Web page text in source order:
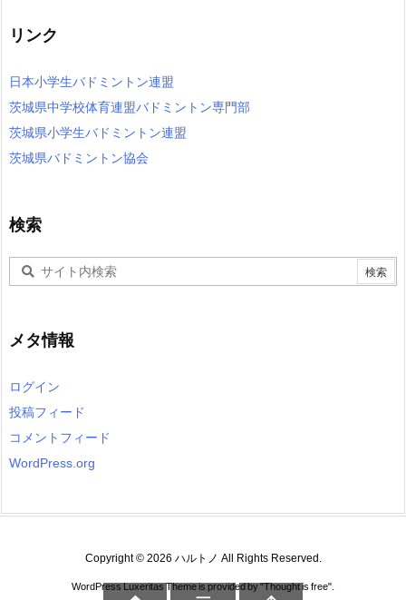
リンク
日本小学生バドミントン連盟
茨城県中学校体育連盟バドミントン専門部
茨城県小学生バドミントン連盟
茨城県バドミントン協会
検索
メタ情報
ログイン
投稿フィード
コメントフィード
WordPress.org
Copyright © 2026 ハルトノ All Rights Reserved.
WordPress Luxeritas Theme is provided by "Thought is free".